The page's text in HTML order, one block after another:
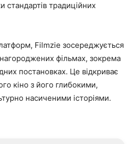
стандартів традиційних
Filmzie зосереджується
фільмах, зокрема
постановках. Це відкриває
кіно з його глибокими,
насиченими історіями.